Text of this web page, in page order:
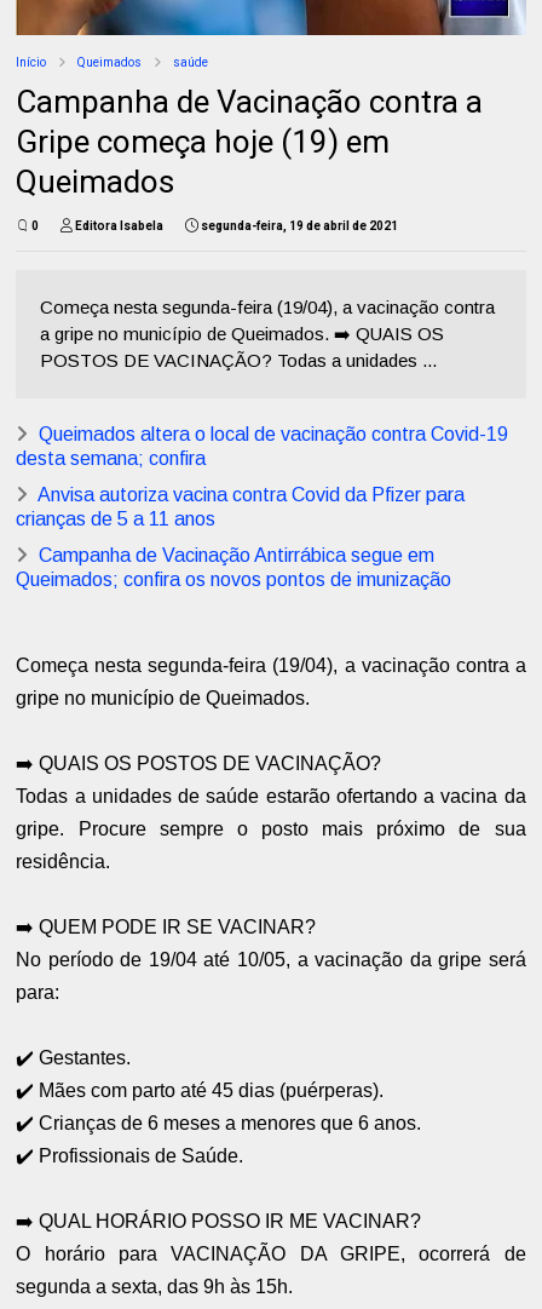
Início Queimados saúde
Campanha de Vacinação contra a
Gripe começa hoje (19) em
Queimados
0 Editora Isabela segunda-feira, 19 de abril de 2021
Começa nesta segunda-feira (19/04), a vacinação contra
a gripe no município de Queimados. ➡️ QUAIS OS
POSTOS DE VACINAÇÃO? Todas a unidades ...
Queimados altera o local de vacinação contra Covid-19
desta semana; confira
Anvisa autoriza vacina contra Covid da Pfizer para
crianças de 5 a 11 anos
Campanha de Vacinação Antirrábica segue em
Queimados; confira os novos pontos de imunização
Começa nesta segunda-feira (19/04), a vacinação contra a
gripe no município de Queimados.
➡️ QUAIS OS POSTOS DE VACINAÇÃO?
Todas a unidades de saúde estarão ofertando a vacina da
gripe. Procure sempre o posto mais próximo de sua
residência.
➡️ QUEM PODE IR SE VACINAR?
No período de 19/04 até 10/05, a vacinação da gripe será
para:
✔️ Gestantes.
✔️ Mães com parto até 45 dias (puérperas).
✔️ Crianças de 6 meses a menores que 6 anos.
✔️ Profissionais de Saúde.
➡️ QUAL HORÁRIO POSSO IR ME VACINAR?
O horário para VACINAÇÃO DA GRIPE, ocorrerá de
segunda a sexta, das 9h às 15h.